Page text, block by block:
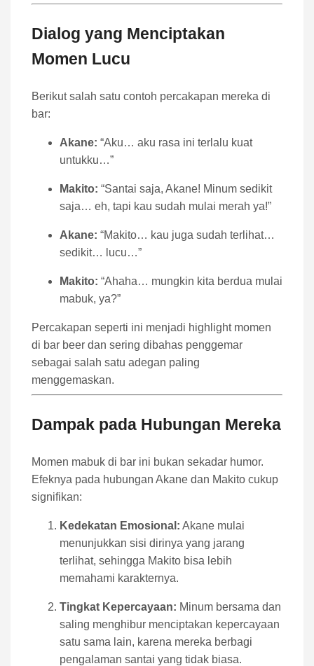
Dialog yang Menciptakan
Momen Lucu
Berikut salah satu contoh percakapan mereka di
bar:
Akane: “Aku… aku rasa ini terlalu kuat
untukku…”
Makito: “Santai saja, Akane! Minum sedikit
saja… eh, tapi kau sudah mulai merah ya!”
Akane: “Makito… kau juga sudah terlihat…
sedikit… lucu…”
Makito: “Ahaha… mungkin kita berdua mulai
mabuk, ya?”
Percakapan seperti ini menjadi highlight momen
di bar beer dan sering dibahas penggemar
sebagai salah satu adegan paling
menggemaskan.
Dampak pada Hubungan Mereka
Momen mabuk di bar ini bukan sekadar humor.
Efeknya pada hubungan Akane dan Makito cukup
signifikan:
Kedekatan Emosional: Akane mulai
menunjukkan sisi dirinya yang jarang
terlihat, sehingga Makito bisa lebih
memahami karakternya.
Tingkat Kepercayaan: Minum bersama dan
saling menghibur menciptakan kepercayaan
satu sama lain, karena mereka berbagi
pengalaman santai yang tidak biasa.